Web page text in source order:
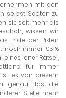
mit den
selbst Scoten zu
sie seit mehr als
wissen wir
Ende der Pikten
noch immer 95 %
eines jener Rätsel,
für immer
es von diesem
genau das: die
Stelle mehr